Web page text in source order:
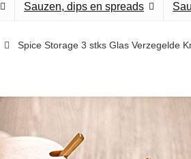
Sauzen, dips en spreads
Spice Storage 3 stks Glas Verzegelde